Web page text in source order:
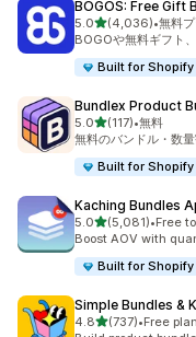
BOGOS: Free Gift
5.05つ星中
(4,036)
合計レビュー数：
•無料
BOGOや無料ギフト
Built for Shopify
Bundlex Product
5.05つ星中
(117)
合計レビュー数：117件
•無料
無料のバンドル・数
Built for Shopify
Kaching Bundles
5.05つ星中
(5,081)
合計レビュー数：
•Free
Boost AOV with
Built for Shopify
Simple Bundles &
4.85つ星中
(737)
合計レビュー数：737件
•Free